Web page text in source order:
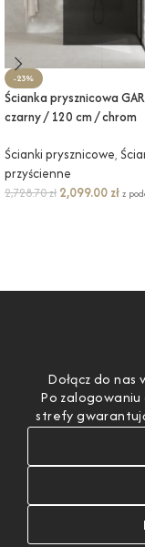
-23%
Ścianka prysznicowa
czarny / 120 cm / chrom
Ścianki prysznicowe,
przyścienne
2,728.70zł 2,099.00 złz
Dołącz do nas
Po
strefy